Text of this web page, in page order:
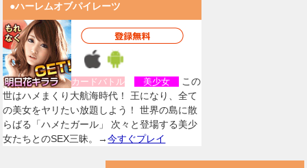
●ハーレムオブパイレーツ
カードバトル 美少女
この
世はハメまくり大航海時代！ 王になり、全て
の美女をヤリたい放題しよう！ 世界の島に散
らばる「ハメたガール」 次々と登場する美少
女たちとのSEX三昧。→今すぐプレイ